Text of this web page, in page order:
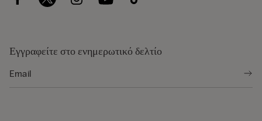
Εγγραφείτε στο ενημερωτικό δελτίο